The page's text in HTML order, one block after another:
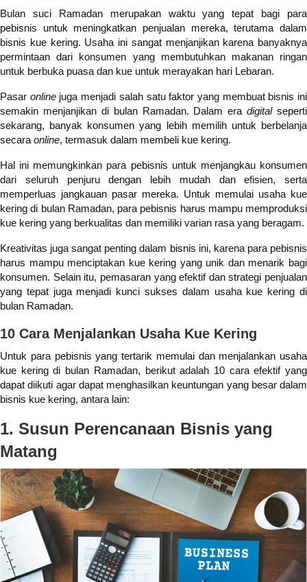
Bulan suci Ramadanmerupakan waktu yang tepat bagi para
pebisnis untuk meningkatkan penjualan mereka, terutama dalam
bisnis kue kering. Usaha ini sangat menjanjikan karena banyaknya
permintaan dari konsumen yang membutuhkan makanan ringan
untuk berbuka puasa dan kue untuk merayakan hari Lebaran.
Pasar online juga menjadi salah satu faktor yang membuat bisnis ini
semakin menjanjikan di bulan Ramadan. Dalam eradigital seperti
sekarang, banyak konsumen yang lebih memilih untuk berbelanja
secara online, termasuk dalam membeli kue kering.
Hal ini memungkinkan para pebisnis untuk menjangkau konsumen
dari seluruh penjuru dengan lebih mudah dan efisien, serta
memperluas jangkauan pasar mereka. Untuk memulai usaha kue
kering di bulan Ramadan, para pebisnis harus mampu memproduksi
kue kering yang berkualitas dan memiliki varian rasa yang beragam.
Kreativitas juga sangat penting dalam bisnis ini, karena para pebisnis
harus mampu menciptakan kue kering yang unik dan menarik bagi
konsumen. Selain itu, pemasaran yang efektif dan strategi penjualan
yang tepat juga menjadi kunci sukses dalam usaha kue kering di
bulan Ramadan.
10 Cara Menjalankan Usaha Kue Kering
Untuk para pebisnis yang tertarik memulai dan menjalankan usaha
kue kering di bulan Ramadan, berikut adalah 10 cara efektif yang
dapat diikuti agar dapat menghasilkan keuntungan yang besar dalam
bisnis kue kering, antara lain:
1. Susun Perencanaan Bisnis yang
Matang